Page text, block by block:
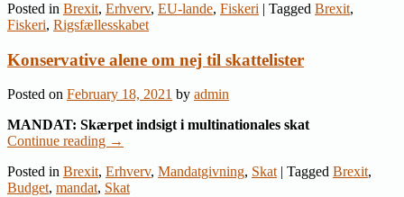
Posted in Brexit, Erhverv, EU-lande, Fiskeri | Tagged Brexit,
Fiskeri, Rigsfællesskabet
Konservative alene om nej til skattelister
Posted on February 18, 2021 by admin
MANDAT: Skærpet indsigt i multinationales skat
Continue reading →
Posted in Brexit, Erhverv, Mandatgivning, Skat Tagged Brexit,
Budget, mandat, Skat